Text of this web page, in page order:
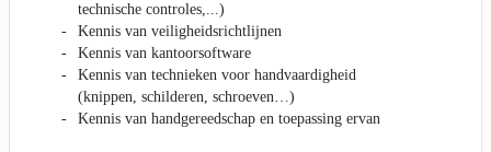
technische controles,...)
Kennis van veiligheidsrichtlijnen
Kennis van kantoorsoftware
Kennis van technieken voor handvaardigheid
(knippen, schilderen, schroeven…)
Kennis van handgereedschap en toepassing ervan